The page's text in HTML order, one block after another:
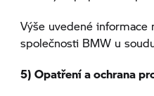
Výše uvedené
společnosti BMW u
5) Opatření a ochrana